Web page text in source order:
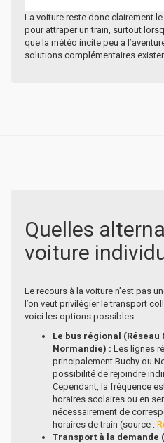
La voiture reste donc clairement
pour attraper un train, surtout
que la météo incite peu à
solutions complémentaires
Quelles
voiture
Le recours à la voiture n’est pas
l’on veut privilégier le transport
voici les options possibles :
Le bus régional (Réseau
Normandie) : Les lignes
principalement Buchy ou
possibilité de rejoindre
Cependant, la fréquence
horaires scolaires ou en
nécessairement de
horaires de train (source :
Transport à la demande